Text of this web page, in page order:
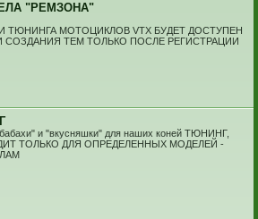
"РЕМЗОНА"
ТЮНИНГА МОТОЦИКЛОВ VTX БУДЕТ ДОСТУПЕН
СОЗДАНИЯ ТЕМ ТОЛЬКО ПОСЛЕ РЕГИСТРАЦИИ
и "вкусняшки" для наших коней ТЮНИНГ,
ТОЛЬКО ДЛЯ ОПРЕДЕЛЕННЫХ МОДЕЛЕЙ -